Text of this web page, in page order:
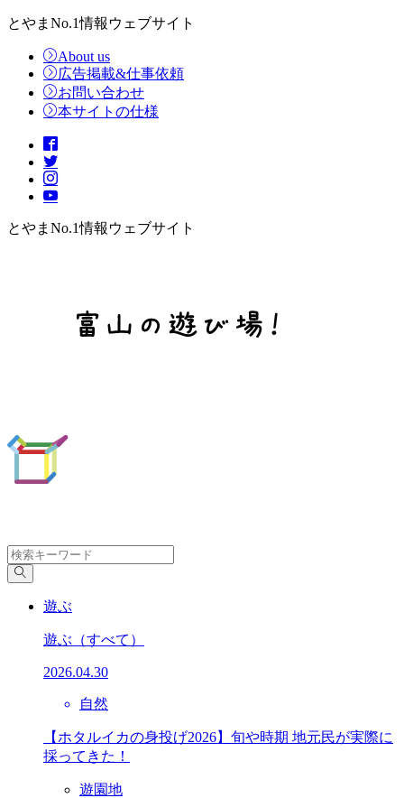
とやまNo.1情報ウェブサイト
About us
広告掲載&仕事依頼
お問い合わせ
本サイトの仕様
とやまNo.1情報ウェブサイト
遊ぶ
遊ぶ （すべて）
2026.04.30
自然
【ホタルイカの身投げ2026】旬や時期 地元民が実際に
採ってきた！
遊園地